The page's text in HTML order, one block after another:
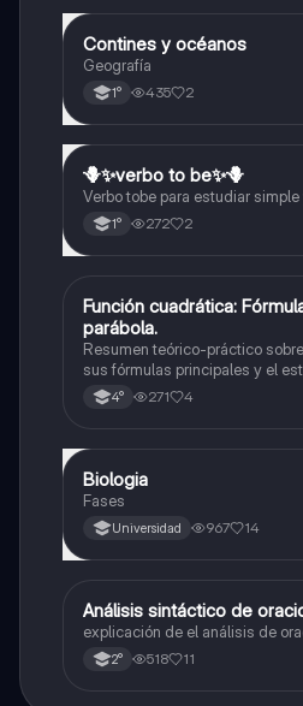
Geografía
Contines y océanos
Geografía
1° 435 2
Inglés
🪻✨️verbo to be✨️🪻
Verbo tobe para estudiar
1° 272 2
Matemáticas
Función cuadrática:
parábola.
Resumen teórico-práctico
sus fórmulas principales y el
como representación
forma general, cálculo de
4° 271 4
Biología
Biologia
Fases
Universidad 967 14
Lengua
Análisis sintáctico de
explicación de el análisis de
2° 518 11